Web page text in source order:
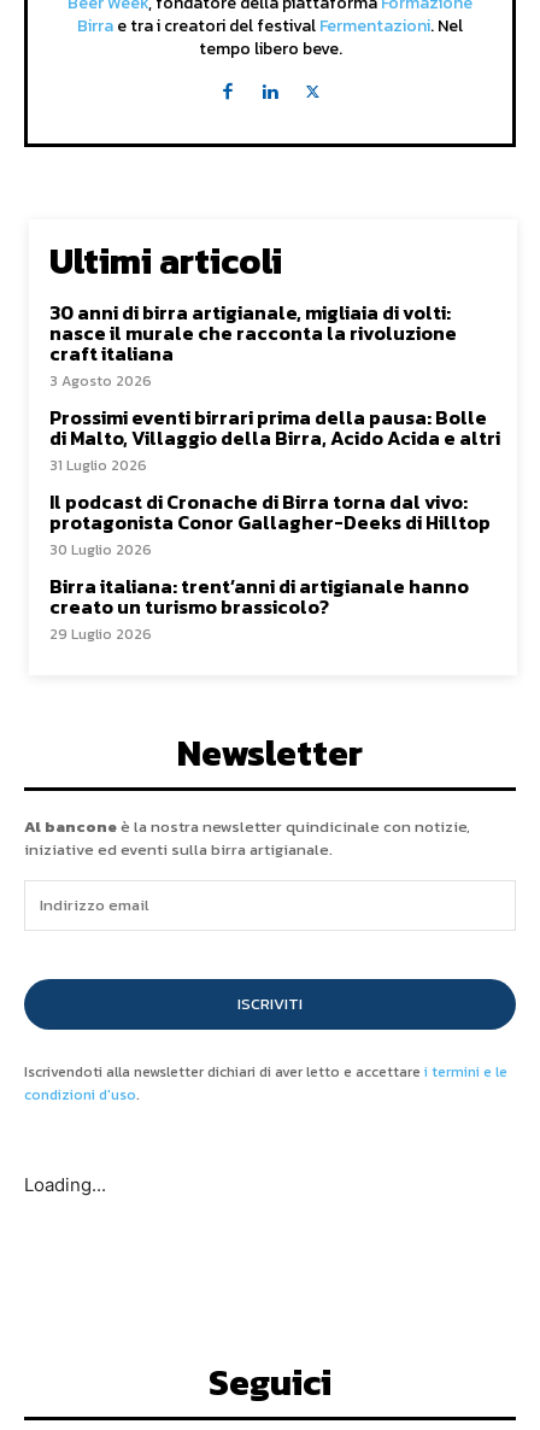
Birrae tra i creatori del festivalFermentazioni. Nel
tempo libero beve.
Ultimi articoli
30 anni di birra artigianale, migliaia di volti:
nasce il murale che racconta la rivoluzione
craft italiana
3 Agosto 2026
Prossimi eventi birrari prima della pausa: Bolle
di Malto, Villaggio della Birra, Acido Acida e altri
31 Luglio 2026
Il podcast di Cronache di Birra torna dal vivo:
protagonista Conor Gallagher-Deeks di Hilltop
30 Luglio 2026
Birra italiana: trent’anni di artigianale hanno
creato un turismo brassicolo?
29 Luglio 2026
Newsletter
Al banconeè la nostra newsletter quindicinale con notizie,
iniziative ed eventi sulla birra artigianale.
ISCRIVITI
Iscrivendoti alla newsletter dichiari di aver letto e accettare i termini e le
condizioni d'uso.
Loading...
Seguici